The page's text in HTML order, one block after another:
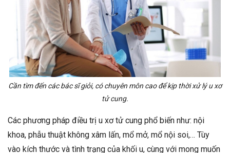
Cần tìm đến các bác sĩ giỏi, có chuyên môn cao để kịp thời xử lý u xơ
tử cung.
Các phương pháp điều trị u xơ tử cung phổ biến như: nội
khoa, phẫu thuật không xâm lấn, mổ mở, mổ nội soi,… Tùy
vào kích thước và tình trạng của khối u, cùng với mong muốn